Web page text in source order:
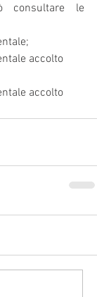
consultare le
accolto
accolto